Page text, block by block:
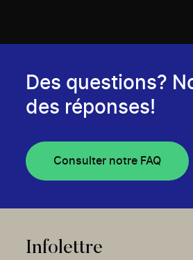
Des questions?
des réponses!
Consulter notre FAQ
Infolettre